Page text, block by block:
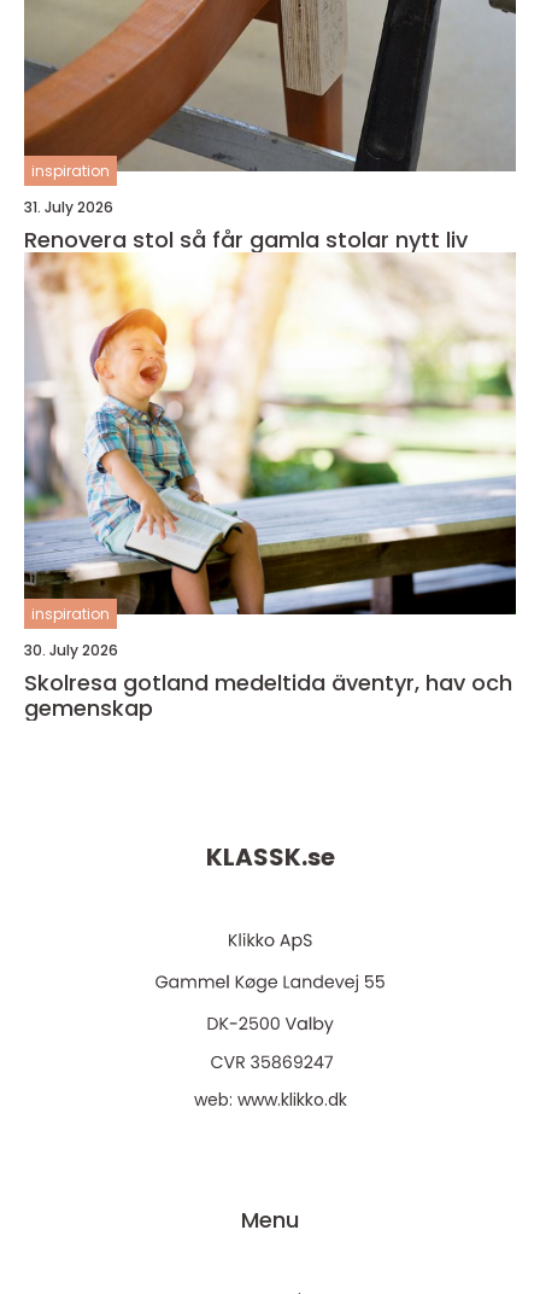
inspiration
31. July 2026
Renovera stol så får gamla stolar nytt liv
inspiration
30. July 2026
Skolresa gotland medeltida äventyr, hav och
gemenskap
KLASSK.se
web: www.klikko.dk
Menu